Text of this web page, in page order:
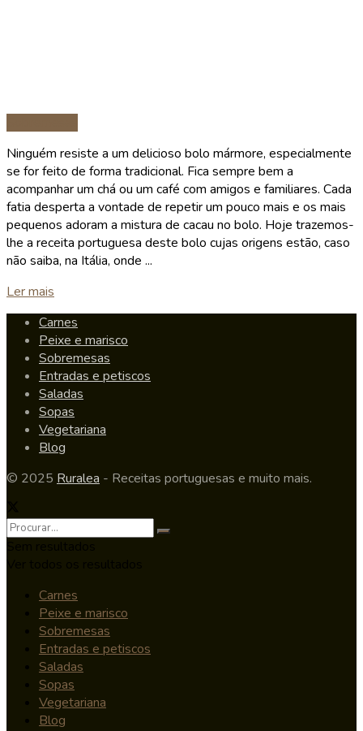
Ninguém resiste a um delicioso bolo mármore, especialmente
se for feito de forma tradicional. Fica sempre bem a
acompanhar um chá ou um café com amigos e familiares. Cada
fatia desperta a vontade de repetir um pouco mais e os mais
pequenos adoram a mistura de cacau no bolo. Hoje trazemos-
lhe a receita portuguesa deste bolo cujas origens estão, caso
não saiba, na Itália, onde ...
Ler mais
Carnes
Peixe e marisco
Sobremesas
Entradas e petiscos
Saladas
Sopas
Vegetariana
Blog
© 2025 Ruralea - Receitas portuguesas e muito mais.
Carnes
Peixe e marisco
Sobremesas
Entradas e petiscos
Saladas
Sopas
Vegetariana
Blog